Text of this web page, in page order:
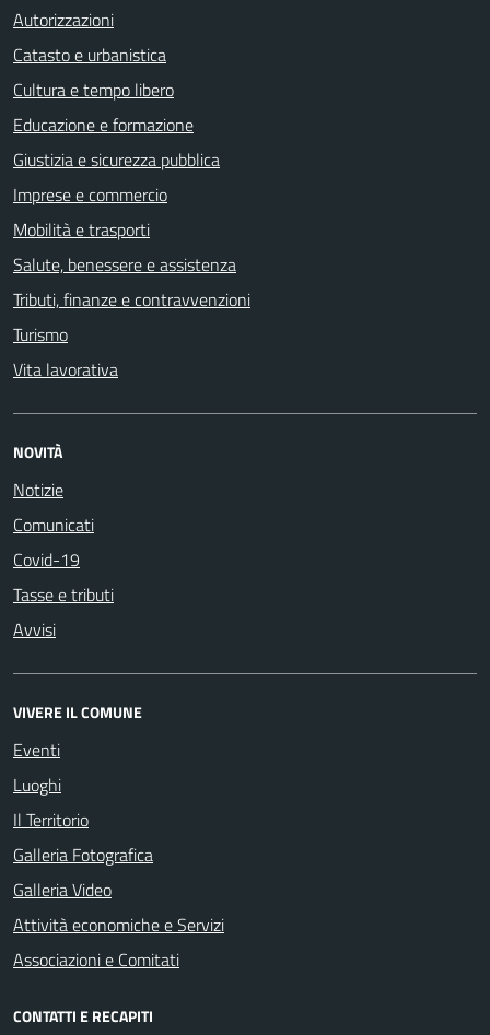
Autorizzazioni
Catasto e urbanistica
Cultura e tempo libero
Educazione e formazione
Giustizia e sicurezza pubblica
Imprese e commercio
Mobilità e trasporti
Salute, benessere e assistenza
Tributi, finanze e contravvenzioni
Turismo
Vita lavorativa
NOVITÀ
Notizie
Comunicati
Covid-19
Tasse e tributi
Avvisi
VIVERE IL COMUNE
Eventi
Luoghi
Il Territorio
Galleria Fotografica
Galleria Video
Attività economiche e Servizi
Associazioni e Comitati
CONTATTI E RECAPITI